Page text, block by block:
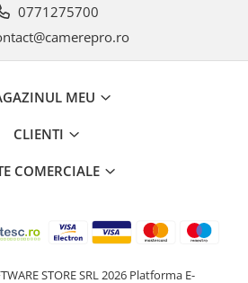
0771275700
MEU
CLIENTI
COMERCIALE
STORE SRL 2026 Platforma E-